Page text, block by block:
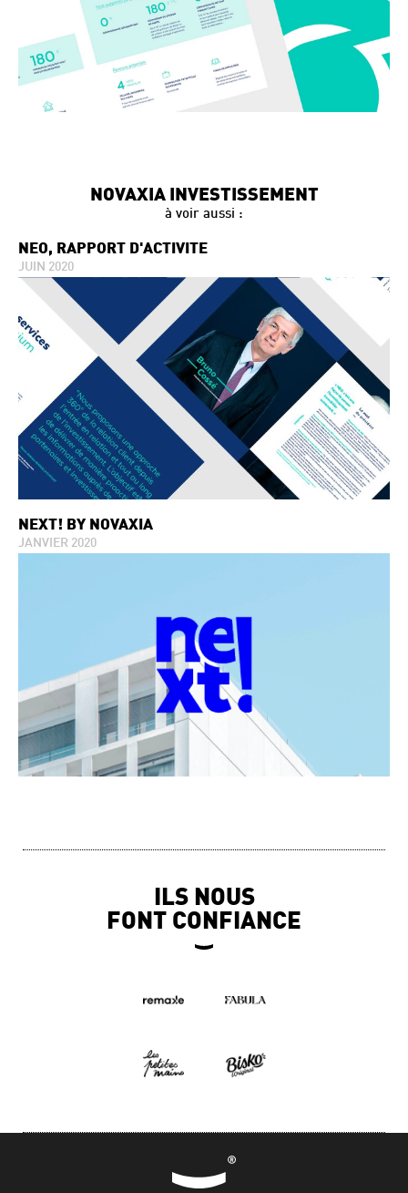
NOVAXIA INVESTISSEMENT
à voir aussi :
NÉO, RAPPORT D'ACTIVITÉ
JUIN 2020
NEXT! BY NOVAXIA
JANVIER 2020
ILS NOUS
FONT CONFIANCE